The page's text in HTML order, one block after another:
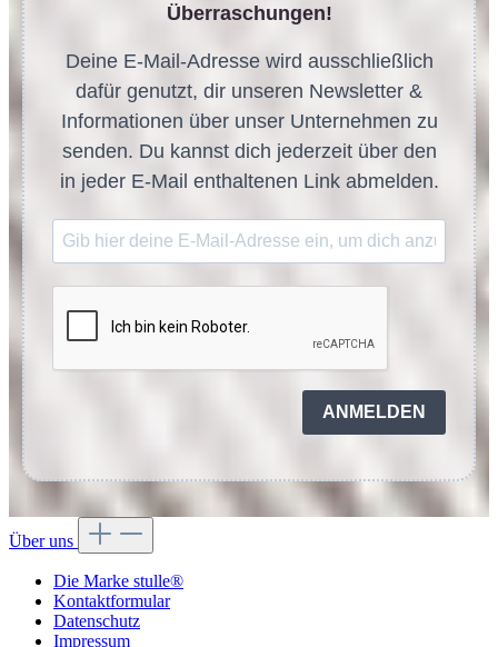
Überraschungen!
Deine E-Mail-Adresse wird ausschließlich
dafür genutzt, dir unseren Newsletter &
Informationen über unser Unternehmen zu
senden. Du kannst dich jederzeit über den
in jeder E-Mail enthaltenen Link abmelden.
ANMELDEN
Über uns
Die Marke stulle®
Kontaktformular
Datenschutz
Impressum